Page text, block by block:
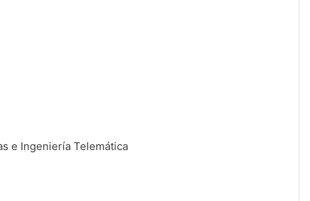
e Ingeniería Telemática